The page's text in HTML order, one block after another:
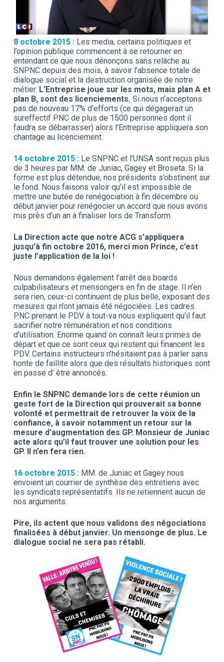
8 octobre 2015 : Les media, certains politiques et
l’opinion publique commencent à se retourner en
entendant ce que nous dénonçons sans relâche au
SNPNC depuis des mois, à savoir l’absence totale de
dialogue social et la destruction organisée de notre
métier. L’Entreprise joue sur les mots, mais plan A et
plan B, sont des licenciements. Si nous n’acceptons
pas de nouveau 17% d’efforts (ce qui dégagerait un
sureffectif PNC de plus de 1500 personnes dont il
faudra se débarrasser) alors l’Entreprise appliquera son
chantage au licenciement.
14 octobre 2015 :Le SNPNC et l’UNSA sont reçus plus
de 3 heures par MM. de Juniac, Gagey et Broseta. Si la
forme est plus détendue, nos présidents s’obstinent sur
le fond. Nous faisons valoir qu’il est impossible de
mettre une butée de renégociation à fin décembre ou
début janvier pour renégocier un accord que nous avons
mis près d’un an à finaliser lors de Transform.
La Direction acte que notre ACG s’appliquera
jusqu’à fin octobre 2016, merci mon Prince, c’est
juste l’application de la loi !
Nous demandons également l’arrêt des boards
culpabilisateurs et mensongers en fin de stage. Il n’en
sera rien, ceux-ci continuent de plus belle, exposant des
mesures qui n’ont jamais été négociées. Les cadres
PNC prenant le PDV à tout-va nous expliquent qu’il faut
sacrifier notre rémunération et nos conditions
d’utilisation. Enorme quand on connaît leurs primes de
départ et que ce sont ceux qui restent qui financent les
PDV. Certains instructeurs n’hésitaient pas à parler sans
honte de faillite alors que des résultats historiques sont
en passe d’ être annoncés.
Enfin le SNPNC demande lors de cette réunion un
geste fort de la Direction qui prouverait sa bonne
volonté et permettrait de retrouver la voix de la
confiance, à savoir notamment un retour sur la
mesure d’augmentation des GP. Monsieur de Juniac
acte alors qu’il faut trouver une solution pour les
GP. Il n’en fera rien.
16 octobre 2015 :MM. de Juniac et Gagey nous
envoient un courrier de synthèse des entretiens avec
les syndicats représentatifs. Ils ne retiennent aucun de
nos arguments.
Pire, ils actent que nous validons des négociations
finalisées à début janvier. Un mensonge de plus. Le
dialogue social ne sera pas rétabli.